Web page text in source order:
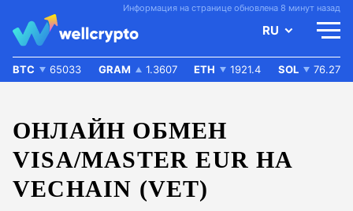
Информация на странице обновлена 8 минут назад
RU
BTC 65033 GRAM 1.3607 ETH 1921.4 SOL 76.27
ОНЛАЙН ОБМЕН
VISA/MASTER EUR НА
VECHAIN (VET)